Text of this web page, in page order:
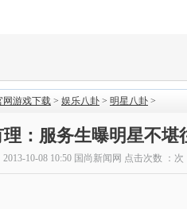
网游戏下载 > 娱乐八卦 > 明星八卦 >
理：服务生曝明星不堪
2013-10-08 10:50 国尚新闻网 点击次数 ： 次